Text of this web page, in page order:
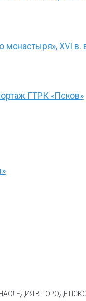
монастыря», XVI
ГТРК «Псков»
В ГОРОДЕ